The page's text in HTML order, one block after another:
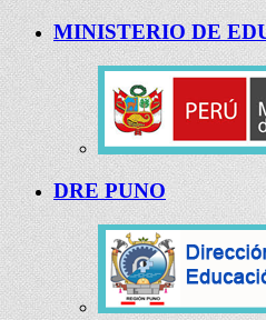
MINISTERIO DE
DRE PUNO